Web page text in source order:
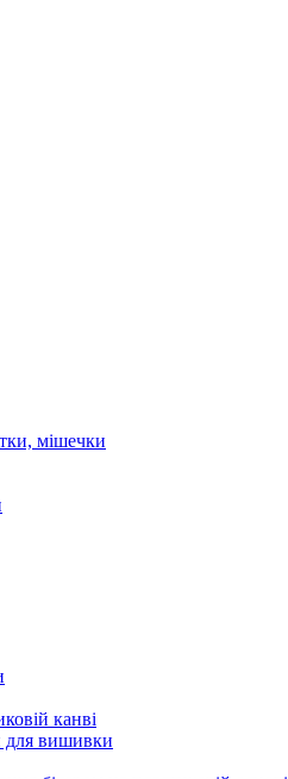
мішечки
канві
для вишивки